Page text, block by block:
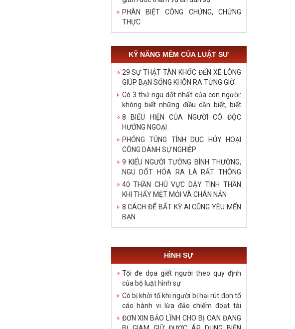
PHÂN BIỆT CÔNG CHỨNG, CHỨNG
THỰC
KỸ NĂNG MỀM CỦA LUẬT SƯ
29 SỰ THẬT TÀN KHỐC ĐẾN XÉ LÒNG
GIÚP BẠN SỐNG KHÔN RA TỪNG GIỜ
Có 3 thứ ngu dốt nhất của con người:
không biết những điều cần biết, biết
bậy những điều đã biết, biết những
điều không cần biết!
8 BIỂU HIỆN CỦA NGƯỜI CÔ ĐỘC
HƯỚNG NGOẠI
PHÓNG TÚNG TÌNH DỤC HỦY HOẠI
CÔNG DANH SỰ NGHIỆP
9 KIỂU NGƯỜI TƯỞNG BÌNH THƯỜNG,
NGU DỐT HÓA RA LÀ RẤT THÔNG
MINH, ĐÁNG ĐỂ HỌC TẬP
40 THẦN CHÚ VỰC DẬY TINH THẦN
KHI THẤY MỆT MỎI VÀ CHÁN NẢN
8 CÁCH ĐỂ BẤT KỲ AI CŨNG YÊU MẾN
BẠN
HÌNH SỰ
Tội đe dọa giết người theo quy định
của bộ luật hình sự
Có bị khởi tố khi người bị hại rút đơn tố
cáo hành vi lừa đảo chiếm đoạt tài
sản?
ĐƠN XIN BẢO LĨNH CHO BỊ CAN ĐANG